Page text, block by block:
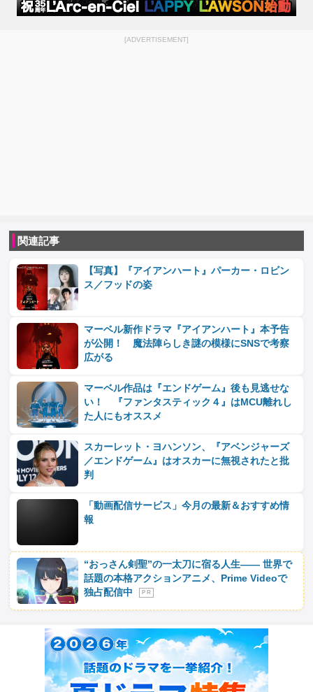
[ADVERTISEMENT]
関連記事
【写真】『アイアンハート』パーカー・ロビン
ス／フッドの姿
マーベル新作ドラマ『アイアンハート』本予告
が公開！ 魔法陣らしき謎の模様にSNSで考察
広がる
マーベル作品は『エンドゲーム』後も見逃せな
い！ 『ファンタスティック４』はMCU離れし
た人にもオススメ
スカーレット・ヨハンソン、『アベンジャーズ
／エンドゲーム』はオスカーに無視されたと批
判
「動画配信サービス」今月の最新＆おすすめ情
報
“おっさん剣聖”の一太刀に宿る人生―― 世界で
話題の本格アクションアニメ、Prime Videoで
独占配信中
P R